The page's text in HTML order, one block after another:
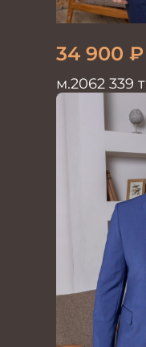
34 900 ₽
м.2062 339
Костюм
красивый